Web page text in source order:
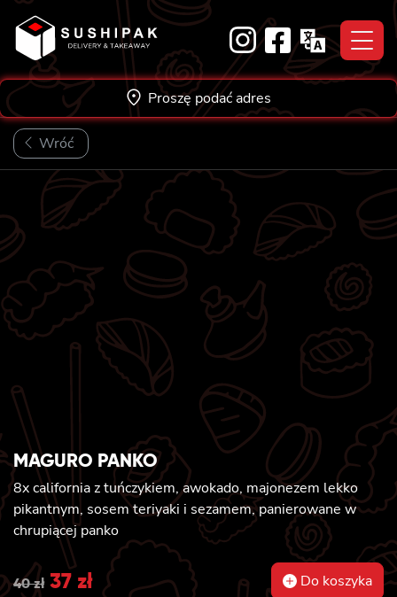
content
Proszę podać adres
Wróć
MAGURO PANKO
8x california z tuńczykiem, awokado, majonezem lekko
pikantnym, sosem teriyaki i sezamem, panierowane w
chrupiącej panko
40zł Original
37 złCurrent
Do koszyka